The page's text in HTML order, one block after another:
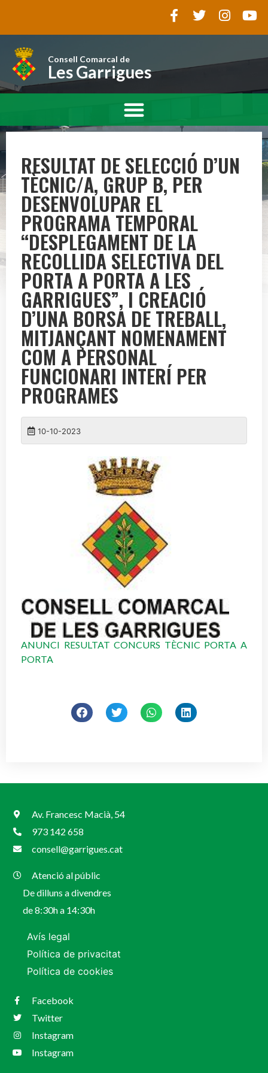
Consell Comarcal de
Les Garrigues
RESULTAT DE SELECCIÓ D’UN
TÈCNIC/A, GRUP B, PER
DESENVOLUPAR EL
PROGRAMA TEMPORAL
“DESPLEGAMENT DE LA
RECOLLIDA SELECTIVA DEL
PORTA A PORTA A LES
GARRIGUES”, I CREACIÓ
D’UNA BORSA DE TREBALL,
MITJANÇANT NOMENAMENT
COM A PERSONAL
FUNCIONARI INTERÍ PER
PROGRAMES
10-10-2023
ANUNCI RESULTAT CONCURS TÈCNIC PORTA A
PORTA
Av. Francesc Macià, 54
973 142 658
consell@garrigues.cat
Atenció al públic
De dilluns a divendres
de 8:30h a 14:30h
Avís legal
Política de privacitat
Política de cookies
Facebook
Twitter
Instagram
Instagram